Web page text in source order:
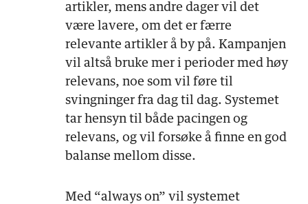
artikler, mens andre dager vil det
være lavere, om det er færre
relevante artikler å by på. Kampanjen
vil altså bruke mer i perioder med høy
relevans, noe som vil føre til
svingninger fra dag til dag. Systemet
tar hensyn til både pacingen og
relevans, og vil forsøke å finne en god
balanse mellom disse.
Med “always on” vil systemet